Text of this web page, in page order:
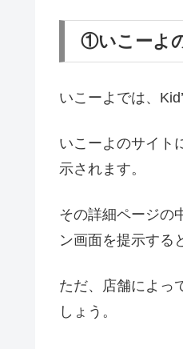
①いこーよ
いこーよでは、
いこーよのサイト
示されます。
その詳細ページの
ン画面を提示する
ただ、店舗によっ
しょう。